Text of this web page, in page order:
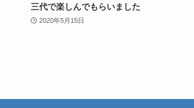
三代で楽しんでもらいました
2020年5月15日